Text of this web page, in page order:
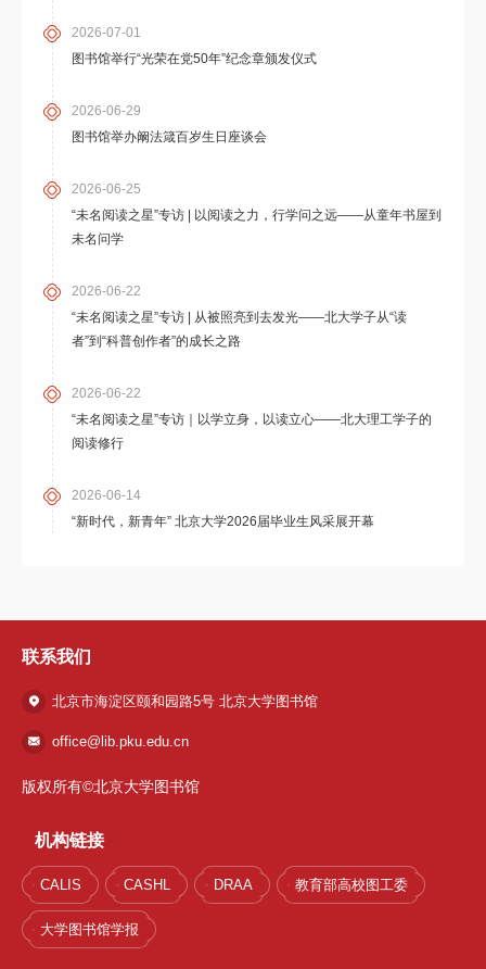
2026-07-01
图书馆举行“光荣在党50年”纪念章颁发仪式
2026-06-29
图书馆举办阚法箴百岁生日座谈会
2026-06-25
“未名阅读之星”专访 | 以阅读之力，行学问之远——从童年书屋到
未名问学
2026-06-22
“未名阅读之星”专访 | 从被照亮到去发光——北大学子从“读
者”到“科普创作者”的成长之路
2026-06-22
“未名阅读之星”专访｜以学立身，以读立心——北大理工学子的
阅读修行
2026-06-14
“新时代，新青年” 北京大学2026届毕业生风采展开幕
联系我们
北京市海淀区颐和园路5号 北京大学图书馆
office@lib.pku.edu.cn
版权所有©北京大学图书馆
机构链接
CALIS CASHL DRAA 教育部高校图工委
大学图书馆学报